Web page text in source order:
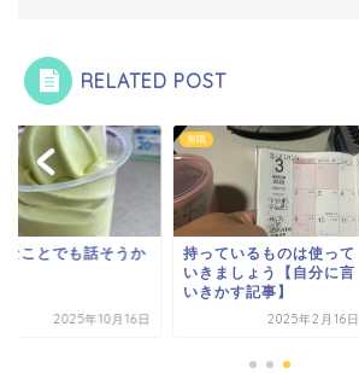
RELATED POST
なことでも話そうか
2025年10月16日
無職
持っているものは使って
いきましょう【自分に言
いきかす記事】
2025年2月16日